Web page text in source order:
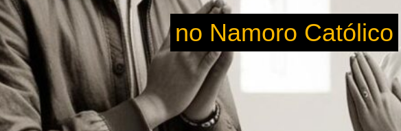
no Namoro Católico